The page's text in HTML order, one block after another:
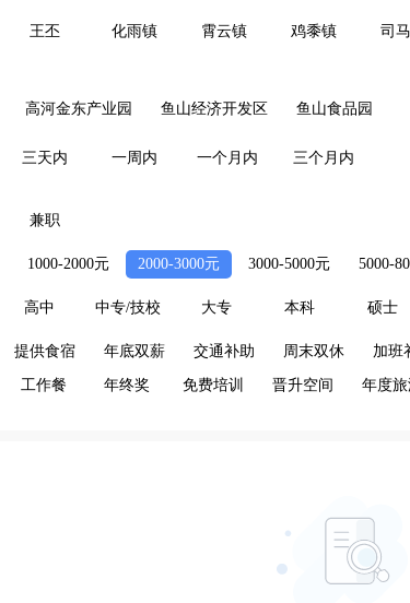
王丕 化雨镇 霄云镇 鸡黍镇 司
高河金东产业园 鱼山经济开发区 鱼山食品园
三天内 一周内 一个月内
三个月内
兼职
1000-2000元 2000-3000元 3000-5000元 5000-
高中 中专/技校 大专 本科 硕士
提供食宿 年底双薪 交通补助 周末双休 加班
工作餐 年终奖 免费培训 晋升空间 年度